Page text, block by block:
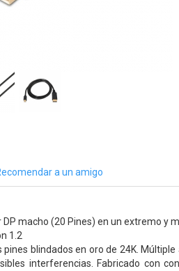
a un amigo
DP macho (20 Pines) en un extremo y
1.2
pines blindados en oro de 24K.
interferencias. Fabricado con